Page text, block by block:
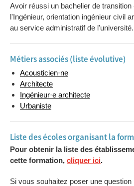
Avoir réussi un bachelier de
l'Ingénieur, orientation ingénieur civil
au service administratif de l'université.
Métiers associés (liste évolutive)
Acousticien·ne
Architecte
Ingénieur·e architecte
Urbaniste
Liste des écoles organisant la
Pour obtenir la liste des
cette formation, cliquer ici.
Si vous souhaitez poser une question